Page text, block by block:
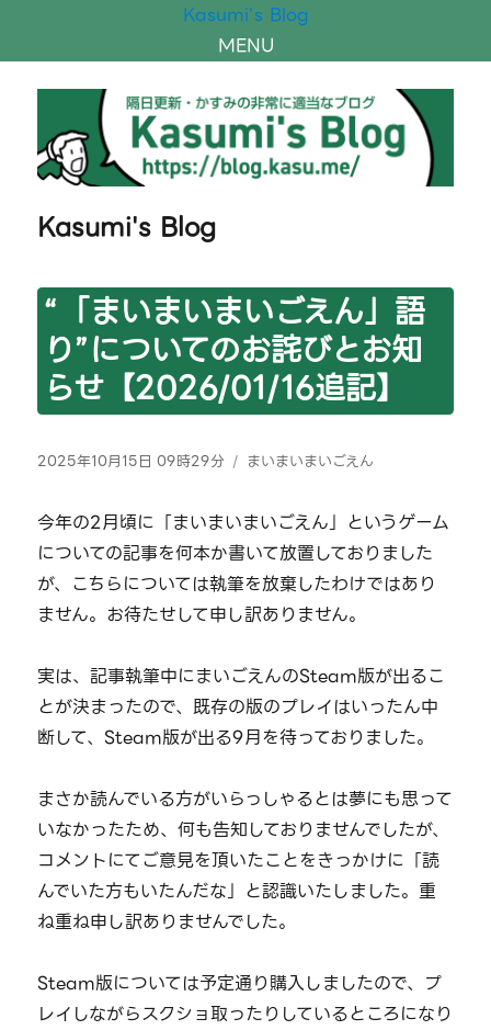
Kasumi's Blog
MENU
Kasumi's Blog
“「まいまいまいごえん」語
り”についてのお詫びとお知
らせ【2026/01/16追記】
投
2025年10月15日 09時29分
カ
リ
ー
まいまいまいごえん
今年の2月頃に「まいまいまいごえん」というゲーム
についての記事を何本か書いて放置しておりました
が、こちらについては執筆を放棄したわけではあり
ません。お待たせして申し訳ありません。
実は、記事執筆中にまいごえんのSteam版が出るこ
とが決まったので、既存の版のプレイはいったん中
断して、Steam版が出る9月を待っておりました。
まさか読んでいる方がいらっしゃるとは夢にも思って
いなかったため、何も告知しておりませんでしたが、
コメントにてご意見を頂いたことをきっかけに「読
んでいた方もいたんだな」と認識いたしました。重
ね重ね申し訳ありませんでした。
Steam版については予定通り購入しましたので、プ
レイしながらスクショ取ったりしているところになり